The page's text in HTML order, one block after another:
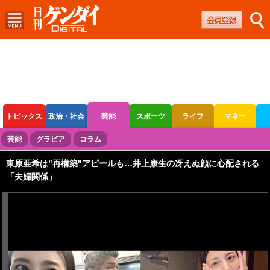
トピックス 政治・社会 芸能 スポーツ ライフ マネー
ボートレース 競輪 オートレース
芸能 グラビア コラム
東原亜希は"再構築"アピールも…井上康生の冴えぬ顔に心配される
「夫婦関係」